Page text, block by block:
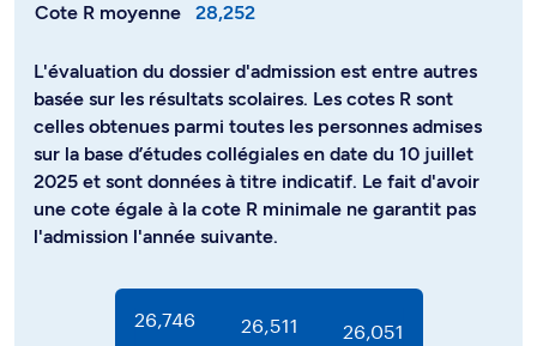
Cote R moyenne
28,252
L'évaluation du dossier d'admission est entre autres
basée sur les résultats scolaires. Les cotes R sont
celles obtenues parmi toutes les personnes admises
sur la base d’études collégiales en date du 10 juillet
2025 et sont données à titre indicatif. Le fait d'avoir
une cote égale à la cote R minimale ne garantit pas
l'admission l'année suivante.
26,746 26,511 26,051